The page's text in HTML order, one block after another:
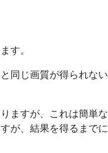
す。
同じ画質が得られない
ますが、これは簡単な
が、結果を得るまでに